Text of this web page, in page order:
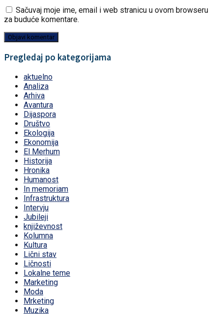
Sačuvaj moje ime, email i web stranicu u ovom browseru
za buduće komentare.
Pregledaj po kategorijama
aktuelno
Analiza
Arhiva
Avantura
Dijaspora
Društvo
Ekologija
Ekonomija
El Merhum
Historija
Hronika
Humanost
In memoriam
Infrastruktura
Intervju
Jubileji
književnost
Kolumna
Kultura
Lični stav
Ličnosti
Lokalne teme
Marketing
Moda
Mrketing
Muzika